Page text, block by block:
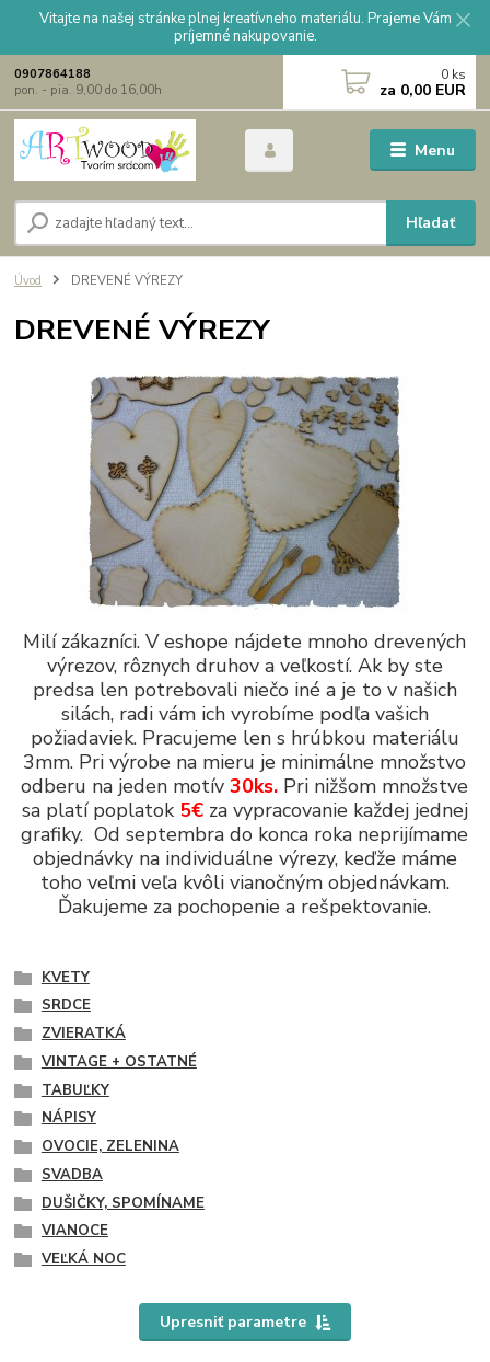
Vitajte na našej stránke plnej kreatívneho materiálu. Prajeme Vám
príjemné nakupovanie.
Menu
Hľadať
0907864188
pon. - pia. 9,00 do 16,00h
0 ks
za 0,00 EUR
Úvod DREVENÉ VÝREZY
DREVENÉ VÝREZY
Milí zákazníci. V eshope nájdete mnoho drevených
výrezov, rôznych druhov a veľkostí. Ak by ste
predsa len potrebovali niečo iné a je to v našich
silách, radi vám ich vyrobíme podľa vašich
požiadaviek. Pracujeme len s hrúbkou materiálu
3mm. Pri výrobe na mieru je minimálne množstvo
odberu na jeden motív30ks. Pri nižšom množstve
sa platí poplatok 5€za vypracovanie každej jednej
grafiky. Od septembra do konca roka neprijímame
objednávky na individuálne výrezy, keďže máme
toho veľmi veľa kvôli vianočným objednávkam.
Ďakujeme za pochopenie a rešpektovanie.
KVETY
SRDCE
ZVIERATKÁ
VINTAGE + OSTATNÉ
TABUĽKY
NÁPISY
OVOCIE, ZELENINA
SVADBA
DUŠIČKY, SPOMÍNAME
VIANOCE
VEĽKÁ NOC
Upresniť parametre